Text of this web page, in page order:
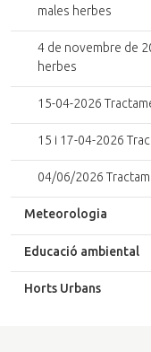
males herbes
4 de novembre de
herbes
15-04-2026
15 i 17-04-2026
04/06/2026
Meteorologia
Educació ambiental
Horts Urbans